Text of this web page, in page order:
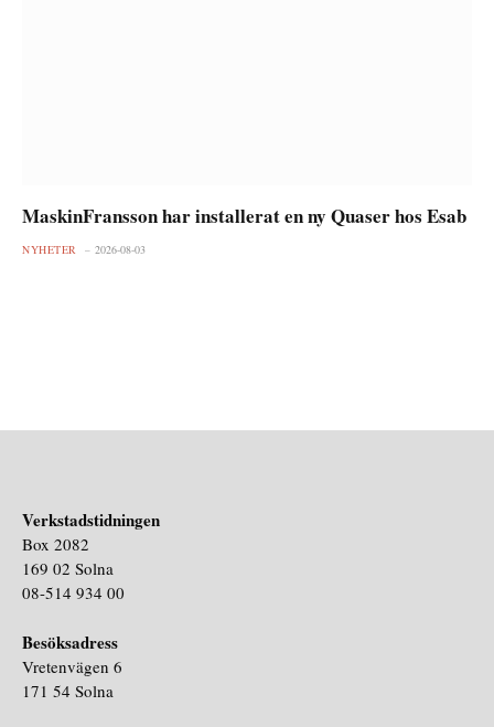
MaskinFransson har installerat en ny Quaser hos Esab
NYHETER 2026-08-03
Verkstadstidningen
Box 2082
169 02 Solna
08-514 934 00
Besöksadress
Vretenvägen 6
171 54 Solna